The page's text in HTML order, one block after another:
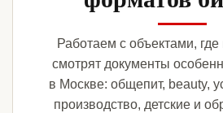
Работаем с объектами,
смотрят документы
в Москве: общепит, beauty,
производство, детские и